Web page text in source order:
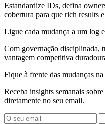
Estandardize IDs, defina
cobertura para que rich results
Ligue cada mudança a um log
Com governação disciplinada,
vantagem competitiva
Fique à frente das mudanças
Receba insights semanais
diretamente no seu email.